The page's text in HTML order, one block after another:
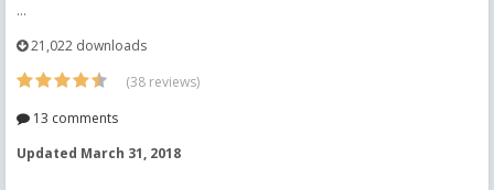
...
21,022 downloads
(38 reviews)
13 comments
Updated March 31, 2018